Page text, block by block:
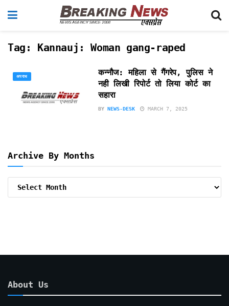
Tag: Kannauj: Woman gang-raped
अपराध
कन्नौज: महिला से गैंगरेप, पुलिस ने
नही लिखी रिपोर्ट तो लिया कोर्ट का
सहारा
BY NEWS-DESK MARCH 7, 2025
Archive By Months
About Us